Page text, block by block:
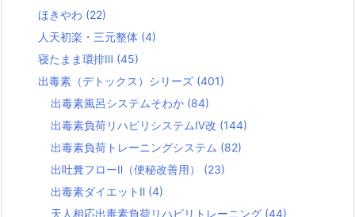
ほきやわ (22)
人天初楽・三元整体 (4)
寝たまま環排Ⅲ (45)
出毒素（デトックス）シリーズ (401)
出毒素風呂システムそわか (84)
出毒素負荷リハビリシステムⅣ改 (144)
出毒素負荷トレーニングシステム (82)
出吐糞フローⅡ（便秘改善用） (23)
出毒素ダイエットⅡ (4)
天人相応出毒素負荷リハビリトレーニング (44)